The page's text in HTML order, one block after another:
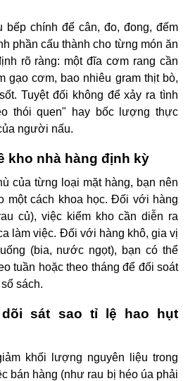
bếp chính để cân, đo, đong, đếm
phần cấu thành cho từng món ăn
rõ ràng: một đĩa cơm rang cần
gạo cơm, bao nhiêu gram thịt bò,
Tuyệt đối không để xảy ra tình
thói quen" hay bốc lượng thực
người nấu.
kho nhà hàng định kỳ
của từng loại mặt hàng, bạn nên
một cách khoa học. Đối với hàng
củ), việc kiểm kho cần diễn ra
làm việc. Đối với hàng khô, gia vị
(bia, nước ngọt), bạn có thể
tuần hoặc theo tháng để đối soát
sách.
sát sao tỉ lệ hao hụt
khối lượng nguyên liệu trong
bán hàng (như rau bị héo úa phải